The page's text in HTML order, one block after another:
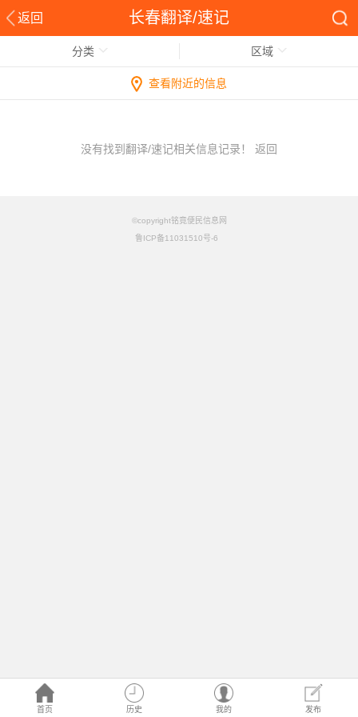
返回 长春翻译/速记
首页 历史 我的 发布
分类 区域
查看附近的信息
没有找到翻译/速记相关信息记录！ 返回
©copyright铭竟便民信息网
鲁ICP备11031510号-6